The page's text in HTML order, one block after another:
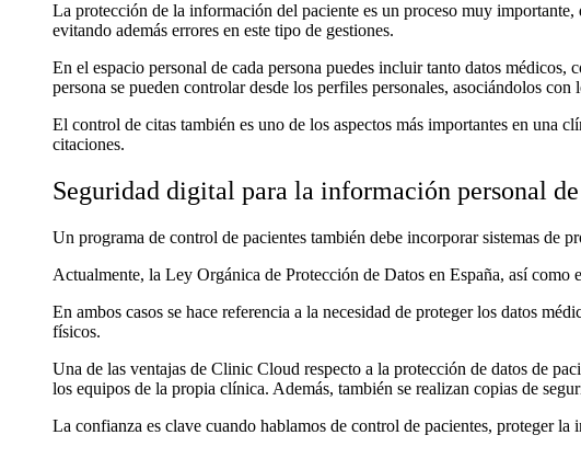
La protección de la información del paciente es un proceso muy
evitando además errores en este tipo de gestiones.
En el espacio personal de cada persona puedes incluir tanto datos
persona se pueden controlar desde los perfiles personales, asociándolos
El control de citas también es uno de los aspectos más importantes en una
citaciones.
Seguridad digital para la información personal
Un programa de control de pacientes también debe incorporar sistemas de
Actualmente, la Ley Orgánica de Protección de Datos en España, así
En ambos casos se hace referencia a la necesidad de proteger los datos
físicos.
Una de las ventajas de Clinic Cloud respecto a la protección de datos de
los equipos de la propia clínica. Además, también se realizan copias de
La confianza es clave cuando hablamos de control de pacientes, proteger